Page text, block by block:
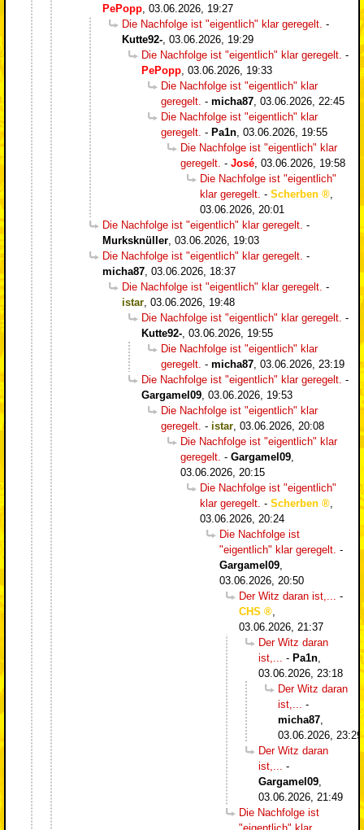
PePopp 03.06.2026, 19:27
Die Nachfolge ist "eigentlich" klar geregelt. -
Kutte92- 03.06.2026, 19:29
Die Nachfolge ist "eigentlich" klar geregelt. -
PePopp 03.06.2026, 19:33
Die Nachfolge ist "eigentlich" klar
geregelt. - micha87 03.06.2026, 22:45
Die Nachfolge ist "eigentlich" klar
geregelt. - Pa1n 03.06.2026, 19:55
Die Nachfolge ist "eigentlich" klar
geregelt. - José 03.06.2026, 19:58
Die Nachfolge ist "eigentlich"
klar geregelt. - Scherben
03.06.2026, 20:01
Die Nachfolge ist "eigentlich" klar geregelt. -
Murksknüller 03.06.2026, 19:03
Die Nachfolge ist "eigentlich" klar geregelt. -
micha87 03.06.2026, 18:37
Die Nachfolge ist "eigentlich" klar geregelt. -
istar 03.06.2026, 19:48
Die Nachfolge ist "eigentlich" klar geregelt. -
Kutte92- 03.06.2026, 19:55
Die Nachfolge ist "eigentlich" klar
geregelt. - micha87 03.06.2026, 23:19
Die Nachfolge ist "eigentlich" klar geregelt. -
Gargamel09 03.06.2026, 19:53
Die Nachfolge ist "eigentlich" klar
geregelt. - istar 03.06.2026, 20:08
Die Nachfolge ist "eigentlich" klar
geregelt. - Gargamel09
03.06.2026, 20:15
Die Nachfolge ist "eigentlich"
klar geregelt. - Scherben
03.06.2026, 20:24
Die Nachfolge ist
"eigentlich" klar geregelt. -
Gargamel09
03.06.2026, 20:50
Der Witz daran ist,...
-
CHS
03.06.2026, 21:37
Der Witz daran
ist,...
- Pa1n
03.06.2026, 23:18
Der Witz daran
ist,...
-
micha87
03.06.2026, 23:29
Der Witz daran
ist,...
-
Gargamel09
03.06.2026, 21:49
Die Nachfolge ist